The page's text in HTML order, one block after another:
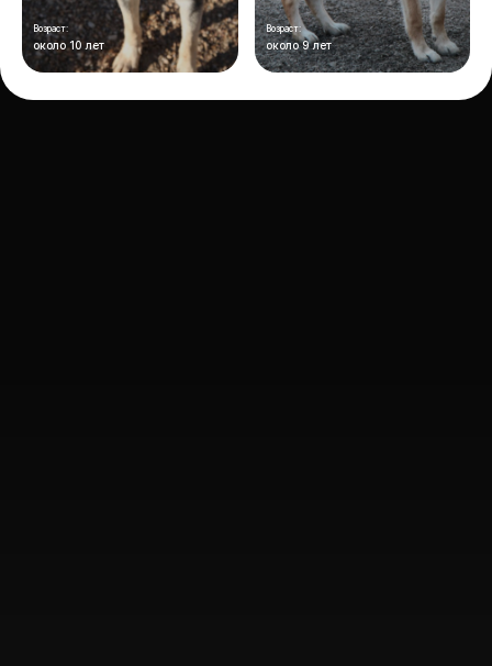
Возраст:
около 10 лет
Возраст:
около 9 лет